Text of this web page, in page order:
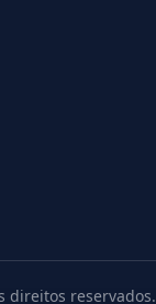
direitos reservados.